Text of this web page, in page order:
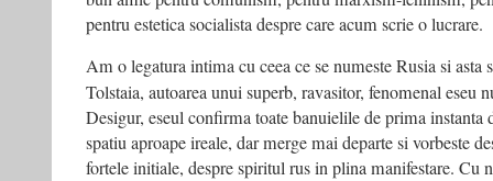
pentru estetica socialista despre care acum scrie o lucrare.
Am o legatura intima cu ceea ce se numeste Rusia si asta
Tolstaia, autoarea unui superb, ravasitor, fenomenal eseu
Desigur, eseul confirma toate banuielile de prima instanta
spatiu aproape ireale, dar merge mai departe si vorbeste
fortele initiale, despre spiritul rus in plina manifestare. Cu